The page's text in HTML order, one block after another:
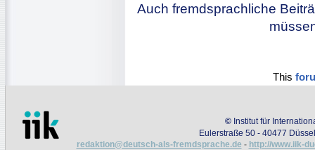
Auch fremdsprachliche
This
© Institut für
Eulerstraße 50 - 40477
redaktion@deutsch-als-fremdsprache.de - http://www.iik-